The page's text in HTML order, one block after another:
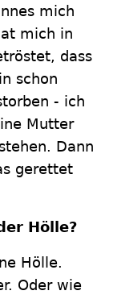
mich
mich in
dass
schon
- ich
Mutter
Dann
gerettet
Hölle?
Hölle.
Oder wie